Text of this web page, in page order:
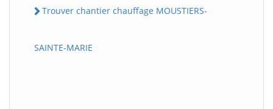
Trouver chantier chauffage MOUSTIERS-
SAINTE-MARIE